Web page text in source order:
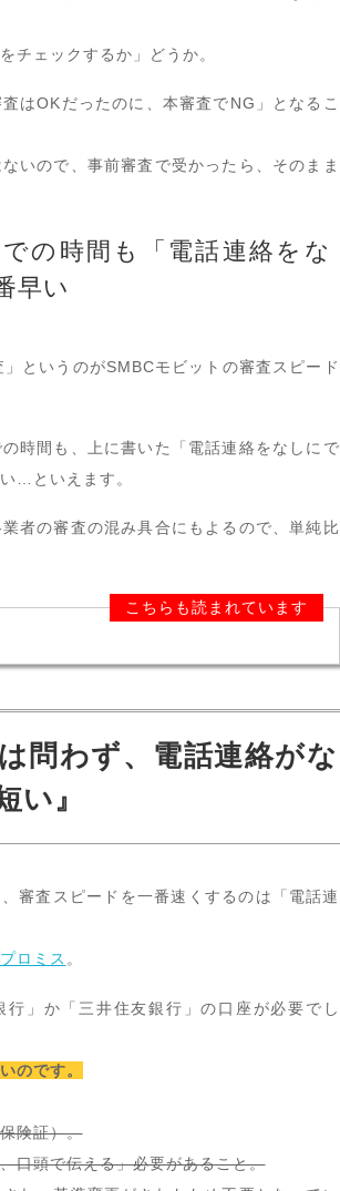
チェックするか」どうか。
はOKだったのに、本審査でNG」となるこ
いので、事前審査で受かったら、そのまま
の時間も「電話連絡をな
早い
というのがSMBCモビットの審査スピード
時間も、上に書いた「電話連絡をなしにで
…といえます。
者の審査の混み具合にもよるので、単純比
こちらも読まれています
問わず、電話連絡がな
い』
審査スピードを一番速くするのは「電話連
プロミス 。
」か「三井住友銀行」の口座が必要でし
のです。
険証）。
口頭で伝える」必要があること。